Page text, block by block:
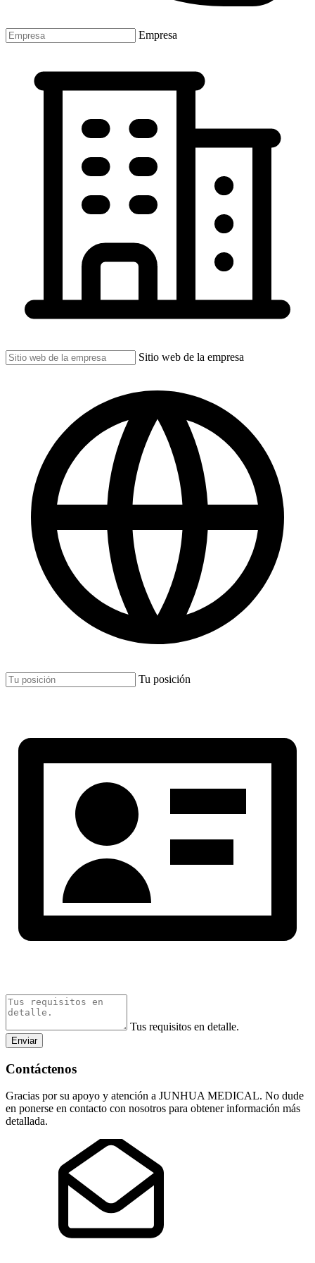
Empresa
Sitio web de la empresa
Tu posición
Tus requisitos en detalle.
Enviar
Contáctenos
Gracias por su apoyo y atención a JUNHUA MEDICAL. No dude
en ponerse en contacto con nosotros para obtener información más
detallada.